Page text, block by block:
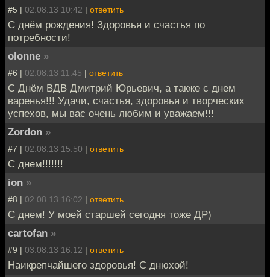
#5 | 02.08.13 10:42 | ответить
С днём рождения! Здоровья и счастья по
потребности!
olonne »
#6 | 02.08.13 11:45 | ответить
С Днём ВДВ Дмитрий Юрьевич, а также с днем
варенья!!! Удачи, счастья, здоровья и творческих
успехов, мы вас очень любим и уважаем!!!
Zordon »
#7 | 02.08.13 15:50 | ответить
С днем!!!!!!!
ion »
#8 | 02.08.13 16:02 | ответить
С днем! У моей старшей сегодня тоже ДР)
cartofan »
#9 | 03.08.13 16:12 | ответить
Наикрепчайшего здоровья! С днюхой!